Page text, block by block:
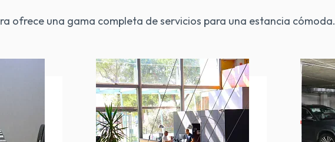
ofrece una gama completa de servicios para una estancia cómoda.